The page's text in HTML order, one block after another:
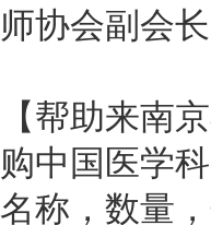
师协会副会
【帮助来南
购中国医学
名称，数量